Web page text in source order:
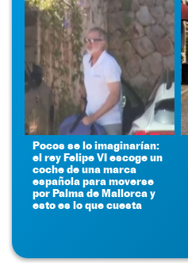
Pocos se lo imaginarían:
el rey Felipe VI escoge un
coche de una marca
española para moverse
por Palma de Mallorca y
esto es lo que cuesta